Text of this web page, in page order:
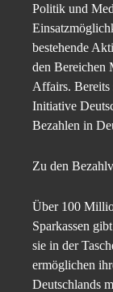
Politik und
bestehende
den Bereichen
Affairs. Bereits
Initiative
Bezahlen in
Zu den
Über 100
Sparkassen
sie in der
ermöglichen
Deutschlands